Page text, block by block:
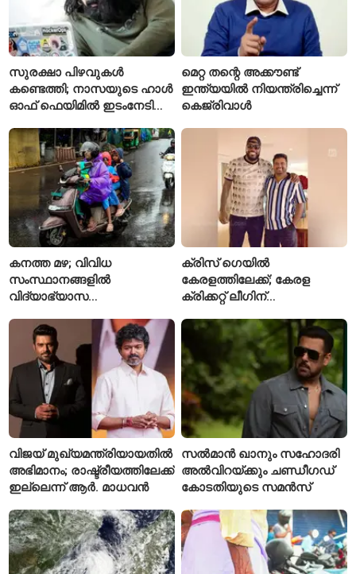
സുരക്ഷാ പിഴവുകൾ
കണ്ടെത്തി; നാസയുടെ ഹാൾ
ഓഫ് ഫെയിമിൽ ഇടംനേടി
മെറ്റ തന്റെ അക്കൗണ്ട്
ഇന്ത്യയിൽ നിയന്ത്രിച്ചെന്ന്
കെജ്‌രിവാൾ
കനത്ത മഴ; വിവിധ
സംസ്ഥാനങ്ങളിൽ
വിദ്യാഭ്യാസ
പ്രഖ്യാപിച്ചു
ക്രിസ് ഗെയിൽ
കേരളത്തിലേക്ക്; കേരള
ക്രിക്കറ്റ് ലീഗിന്
താരങ്ങൾക്ക് പരിശീലനം
നൽകും
വിജയ് മുഖ്യമന്ത്രിയായതിൽ
അഭിമാനം; രാഷ്ട്രീയത്തിലേക്ക്
ഇല്ലെന്ന് ആർ. മാധവൻ
സൽമാൻ ഖാനും സഹോദരി
അൽവിറയ്ക്കും ചണ്ഡീഗഡ്
കോടതിയുടെ സമൻസ്